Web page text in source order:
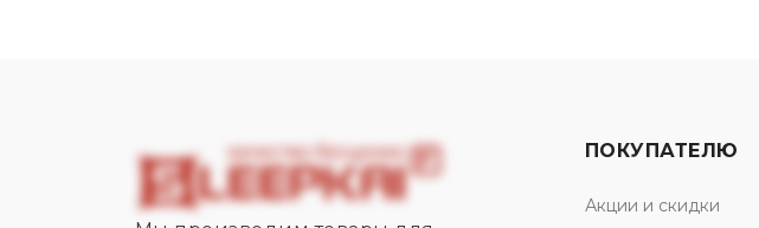
ПОКУПАТЕЛЮ
Акции и скидки